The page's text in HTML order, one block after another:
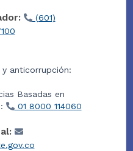
(601)
anticorrupción:
Basadas en
01 8000 114060